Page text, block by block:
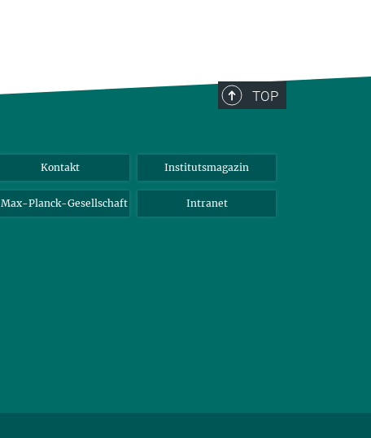
TOP
Kontakt Institutsmagazin
Max-Planck-Gesellschaft Intranet